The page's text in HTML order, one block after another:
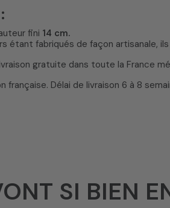
fini 14 cm.
étant fabriqués de façon artisanale,
gratuite dans toute la France
française. Délai de livraison 6 à 8
SI BIEN